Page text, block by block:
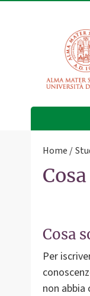
Home
Cosa
Per
non